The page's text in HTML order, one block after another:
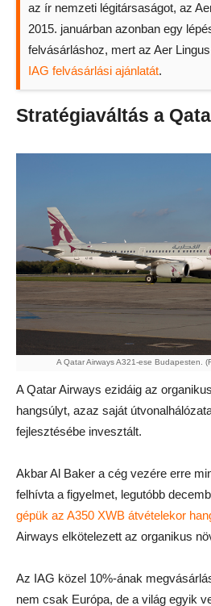
az ír nemzeti légitársaságot, az
2015. januárban azonban egy
felvásárláshoz, mert az Aer
IAG felvásárlási ajánlatát.
Stratégiaváltás a
A Qatar Airways A321-ese Budapesten.
A Qatar Airways ezidáig az
hangsúlyt, azaz saját
fejlesztésébe invesztált.
Akbar Al Baker a cég vezére erre
felhívta a figyelmet, legutóbb
gépük az A350 XWB átvételekor
Airways elkötelezett az organikus
Az IAG közel 10%-ának
nem csak Európa, de a világ egyik